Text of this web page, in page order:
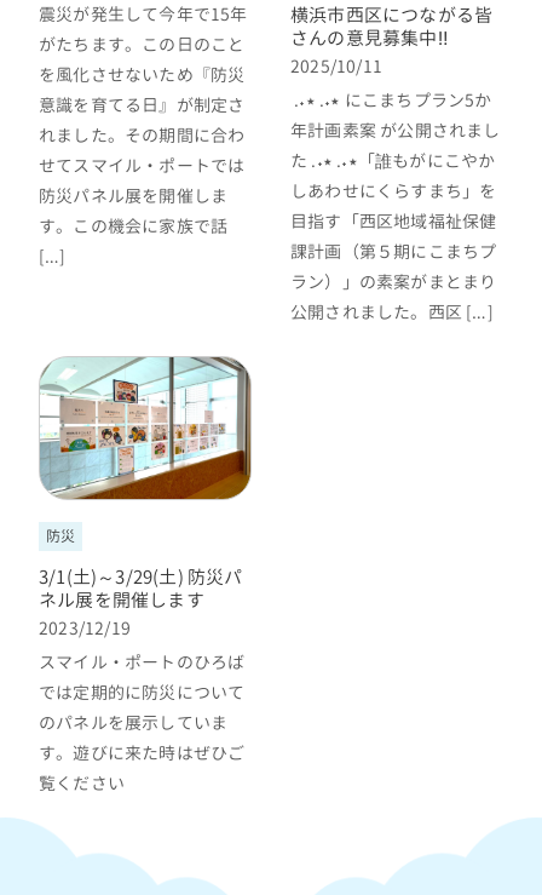
震災が発生して今年で15年
がたちます。この日のこと
を風化させないため『防災
意識を育てる日』が制定さ
れました。その期間に合わ
せてスマイル・ポートでは
防災パネル展を開催しま
す。この機会に家族で話
[…]
横浜市西区につながる皆
さんの意見募集中‼
2025/10/11
.‎˖٭ .‎˖٭ にこまちプラン5か
年計画素案 が公開されまし
た .‎˖٭ .‎˖٭「誰もがにこやか
しあわせにくらすまち」を
目指す「西区地域福祉保健
課計画（第５期にこまちプ
ラン）」の素案がまとまり
公開されました。西区 […]
防災
3/1(土)～3/29(土) 防災パ
ネル展を開催します
2023/12/19
スマイル・ポートのひろば
では定期的に防災について
のパネルを展示していま
す。遊びに来た時はぜひご
覧ください